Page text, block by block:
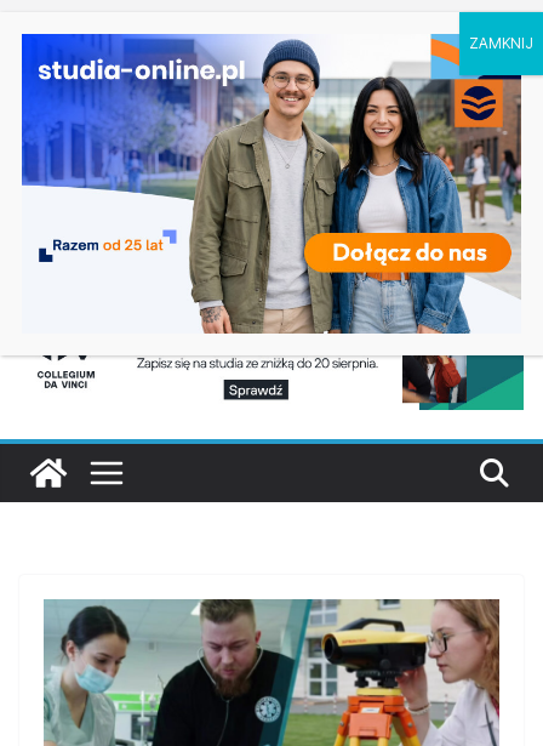
Ostatnie wpisy: Ratownictwo medyczne w Olsztynie
Logistyka w Koszalinie
Informatyka w Nysie
Filozofia w Szczecinie
Geografia w Gdańsku